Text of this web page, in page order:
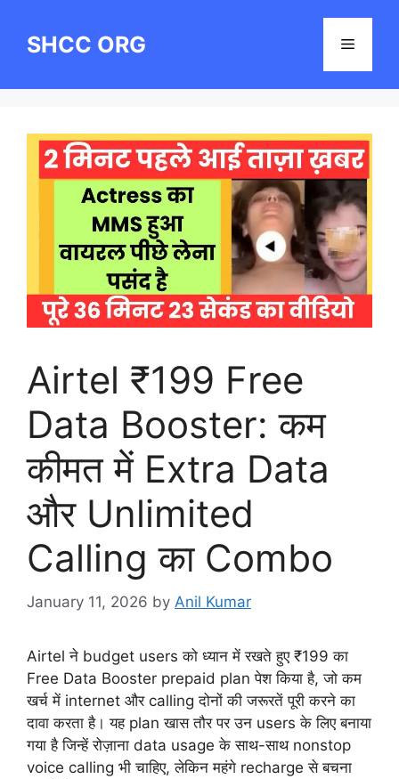
contentSHCC ORG Menu
Airtel ₹199 Free
Data Booster: कम
कीमत में Extra Data
और Unlimited
Calling का Combo
January 11, 2026 by Anil Kumar
Airtel ने budget users को ध्यान में रखते हुए ₹199 का
Free Data Booster prepaid plan पेश किया है, जो कम
खर्च में internet और calling दोनों की जरूरतें पूरी करने का
दावा करता है। यह plan खास तौर पर उन users के लिए बनाया
गया है जिन्हें रोज़ाना data usage के साथ-साथ nonstop
voice calling भी चाहिए, लेकिन महंगे recharge से बचना